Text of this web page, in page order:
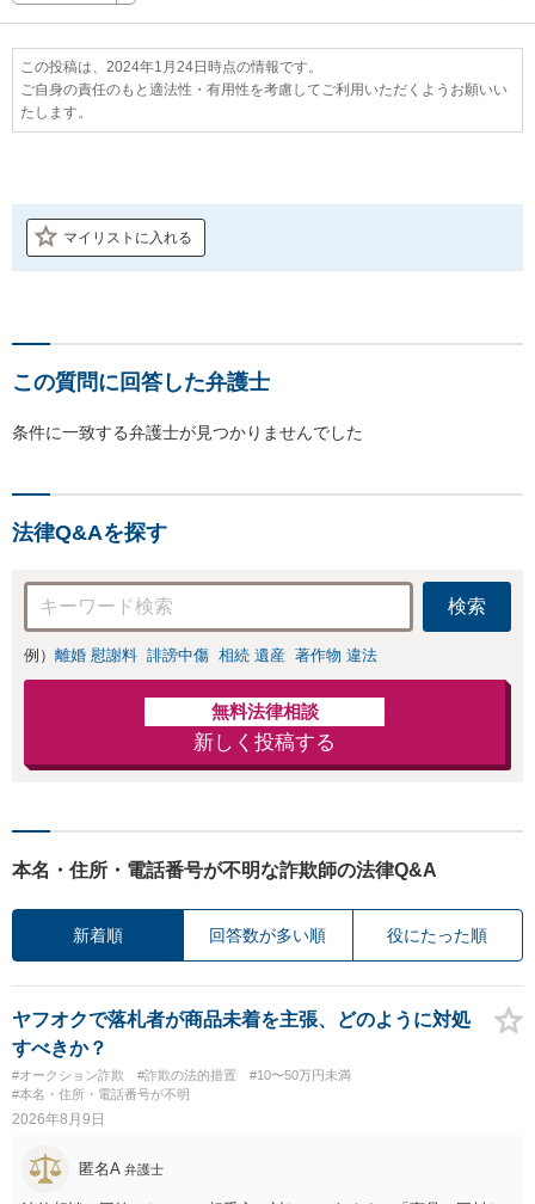
この投稿は、2024年1月24日時点の情報です。
ご自身の責任のもと適法性・有用性を考慮してご利用いただくようお願いい
たします。
マイリストに入れる
この質問に回答した弁護士
条件に一致する弁護士が見つかりませんでした
法律Q&Aを探す
検索
例） 離婚 慰謝料 誹謗中傷 相続 遺産 著作物 違法
無料法律相談
新しく投稿する
本名・住所・電話番号が不明な詐欺師の法律Q&A
新着順 回答数が多い順 役にたった順
ヤフオクで落札者が商品未着を主張、どのように対処
すべきか？
#オークション詐欺 #詐欺の法的措置
#10〜50万円未満
#本名・住所・電話番号が不明
2026年8月9日
匿名A 弁護士